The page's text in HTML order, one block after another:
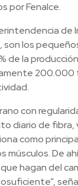
por Fenalce.
de
son los
de la
200.000
con
diario de fibra,
como
músculos. De
hagan del